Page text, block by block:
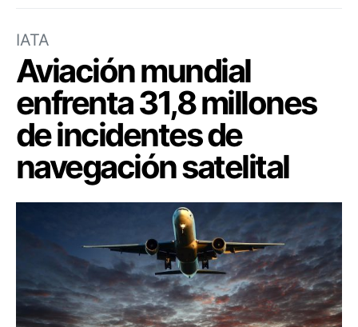
IATA
Aviación mundial
enfrenta 31,8 millones
de incidentes de
navegación satelital